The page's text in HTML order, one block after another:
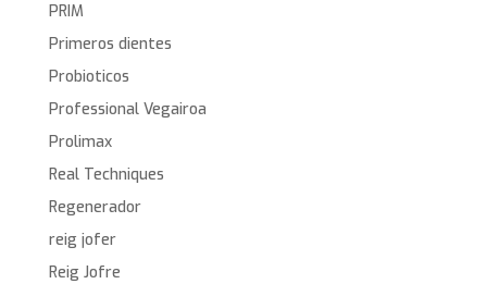
PRIM
Primeros dientes
Probioticos
Professional Vegairoa
Prolimax
Real Techniques
Regenerador
reig jofer
Reig Jofre